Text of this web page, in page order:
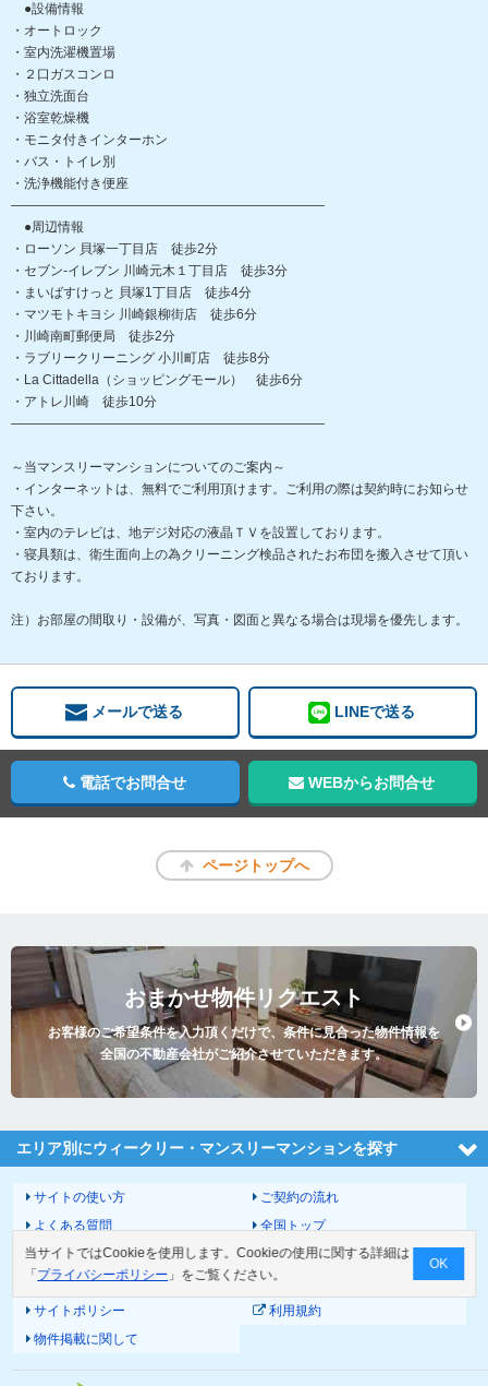
●設備情報
・オートロック
・室内洗濯機置場
・２口ガスコンロ
・独立洗面台
・浴室乾燥機
・モニタ付きインターホン
・バス・トイレ別
・洗浄機能付き便座
――――――――――――――――――――――――
●周辺情報
・ローソン 貝塚一丁目店 徒歩2分
・セブン-イレブン 川崎元木１丁目店 徒歩3分
・まいばすけっと 貝塚1丁目店 徒歩4分
・マツモトキヨシ 川崎銀柳街店 徒歩6分
・川崎南町郵便局 徒歩2分
・ラブリークリーニング 小川町店 徒歩8分
・La Cittadella（ショッピングモール） 徒歩6分
・アトレ川崎 徒歩10分
――――――――――――――――――――――――
～当マンスリーマンションについてのご案内～
・インターネットは、無料でご利用頂けます。ご利用の際は契約時にお知らせ
下さい。
・室内のテレビは、地デジ対応の液晶ＴＶを設置しております。
・寝具類は、衛生面向上の為クリーニング検品されたお布団を搬入させて頂い
ております。
注）お部屋の間取り・設備が、写真・図面と異なる場合は現場を優先します。
メールで送る LINEで送る
電話でお問合せ WEBからお問合せ
ページトップへ
おまかせ物件リクエスト
お客様のご希望条件を入力頂くだけで、条件に見合った物件情報を
全国の不動産会社がご紹介させていただきます。
エリア別にウィークリー・マンスリーマンションを探す
サイトの使い方
ご契約の流れ
よくある質問
全国トップ
サイトマップ
運営会社
お問い合わせ
個人情報の取扱いについて
サイトポリシー
利用規約
物件掲載に関して
当サイトではCookieを使用します。Cookieの使用に関する詳細は
「 プライバシーポリシー 」をご覧ください。
OK